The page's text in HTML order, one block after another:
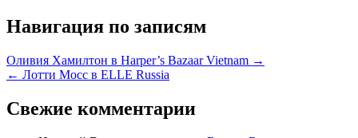
Навигация по записям
Оливия Хамилтон в Harper’s Bazaar Vietnam →
← Лотти Мосс в ELLE Russia
Свежие комментарии